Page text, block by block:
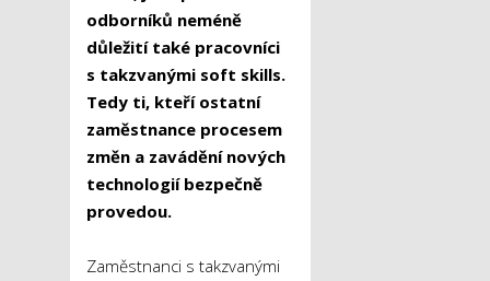
odborníků neméně
důležití také pracovníci
s takzvanými soft skills.
Tedy ti, kteří ostatní
zaměstnance procesem
změn a zavádění nových
technologií bezpečně
provedou.
Zaměstnanci s takzvanými